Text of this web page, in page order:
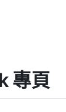
專頁